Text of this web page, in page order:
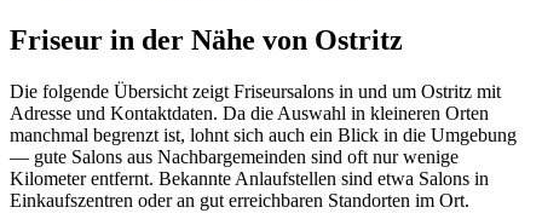
Friseur in der Nähe von Ostritz
Die folgende Übersicht zeigt Friseursalons in und um Ostritz mit
Adresse und Kontaktdaten. Da die Auswahl in kleineren Orten
manchmal begrenzt ist, lohnt sich auch ein Blick in die Umgebung
— gute Salons aus Nachbargemeinden sind oft nur wenige
Kilometer entfernt. Bekannte Anlaufstellen sind etwa Salons in
Einkaufszentren oder an gut erreichbaren Standorten im Ort.